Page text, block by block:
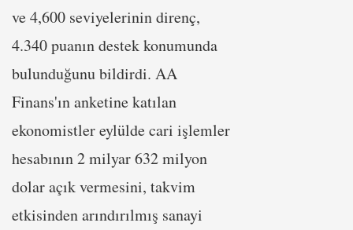
ve 4,600 seviyelerinin direnç,
4.340 puanın destek konumunda
bulunduğunu bildirdi. AA
Finans'ın anketine katılan
ekonomistler eylülde cari işlemler
hesabının 2 milyar 632 milyon
dolar açık vermesini, takvim
etkisinden arındırılmış sanayi